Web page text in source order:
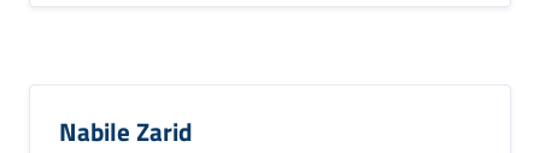
Nabile Zarid